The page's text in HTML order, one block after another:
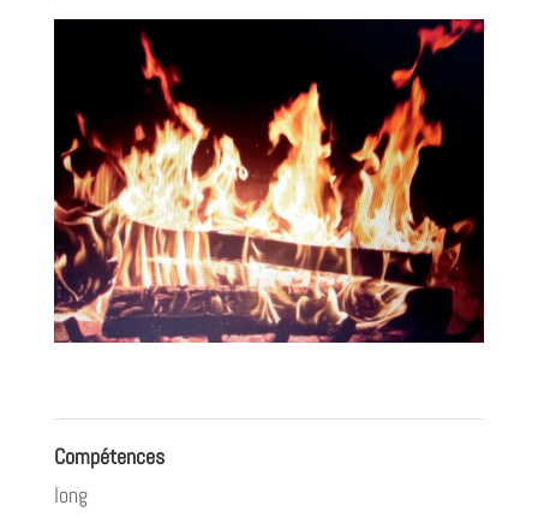
Compétences
long